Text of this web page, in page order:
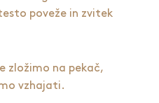
poveže in zvitek
zložimo na pekač,
vzhajati.